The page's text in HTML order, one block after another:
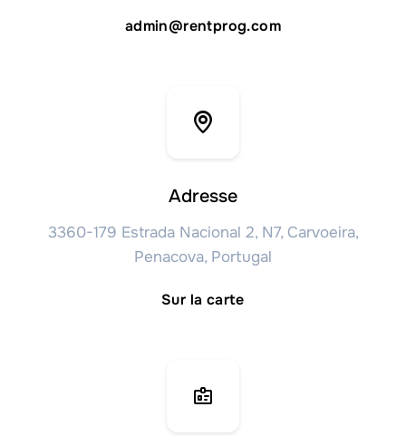
admin@rentprog.com
Adresse
3360-179 Estrada Nacional 2, N7, Carvoeira,
Penacova, Portugal
Sur la carte